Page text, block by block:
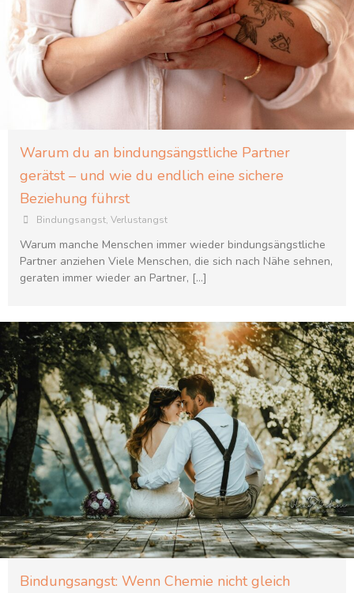
Warum du an bindungsängstliche Partner
gerätst – und wie du endlich eine sichere
Beziehung führst
Bindungsangst, Verlustangst
Warum manche Menschen immer wieder bindungsängstliche
Partner anziehen Viele Menschen, die sich nach Nähe sehnen,
geraten immer wieder an Partner, […]
Bindungsangst: Wenn Chemie nicht gleich